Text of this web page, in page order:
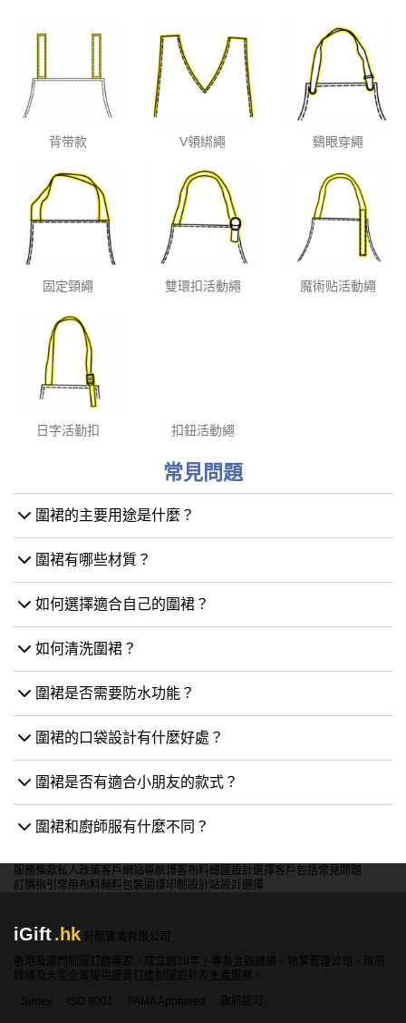
背带款 V領綁繩 鷄眼穿繩
固定頸繩 雙環扣活動繩 魔術贴活動繩
日字活勤扣 扣鈕活動繩
常見問題
圍裙的主要用途是什麼？
圍裙有哪些材質？
如何選擇適合自己的圍裙？
如何清洗圍裙？
圍裙是否需要防水功能？
圍裙的口袋設計有什麼好處？
圍裙是否有適合小朋友的款式？
圍裙和廚師服有什麼不同？
服務條款私人政策客戶 網站導航博客布料總匯設計選擇客戶包括常見問題
訂購指引 常用布料輔料包裝 圖樣印制 設計站設計選擇
iGift.hk
軒龍實業有限公司
香港及澳門制服訂造專家，成立逾18年，專為金融機構、物業管理公司、政府
機構及大型企業提供度身訂造制服設計及生產服務。
Sedex
ISO 9001 FAMA Approved 政府認可